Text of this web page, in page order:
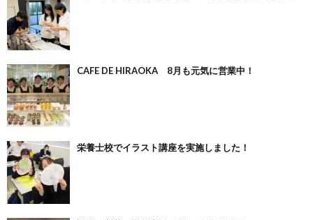
CAFE DE HIRAOKA 8月も元気に営業中！
栄養士校でイラスト講座を実施しました！